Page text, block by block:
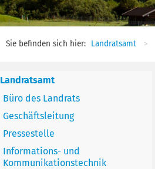
Sie befinden sich hier: Landratsamt
Landratsamt
Büro des Landrats
Geschäftsleitung
Pressestelle
Informations- und
Kommunikationstechnik